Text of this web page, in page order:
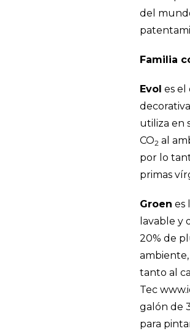
del
Familia
Evol es el
utiliza en
CO2 al
por lo
primas
Groen es
lavable y
20% de
tanto al
Tec
galón de
para